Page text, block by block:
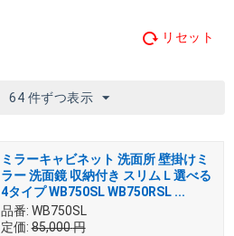
リセット
64 件ずつ表示
ミラーキャビネット 洗面所 壁掛けミ
ラー 洗面鏡 収納付き スリムＬ選べる
4タイプ WB750SL WB750RSL ...
品番: WB750SL
定価: 85,000円